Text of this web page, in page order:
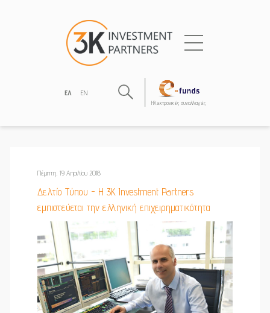
ΕΛ EN
Hλεκτρονικές συναλλαγές
Πέμπτη, 19 Απριλίου 2018
Δελτίο Τύπου - Η 3Κ Investment Partners
εμπιστεύεται την ελληνική επιχειρηματικότητα